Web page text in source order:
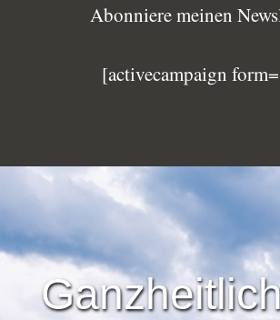
Abonniere meinen
[activecampaign